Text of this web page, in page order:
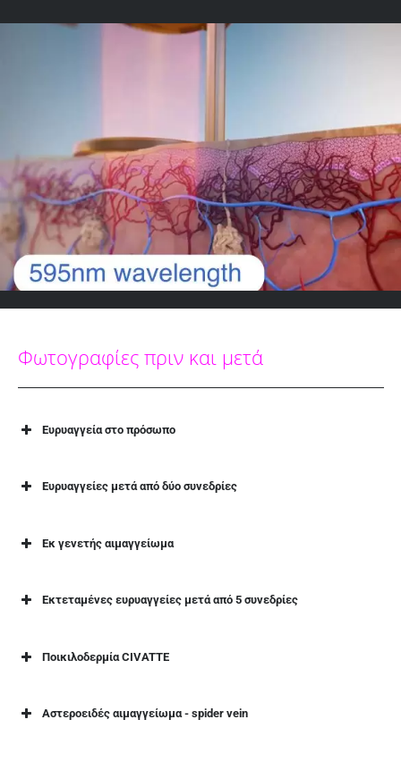
Φωτογραφίες πριν και μετά
Ευρυαγγεία στο πρόσωπο
Ευρυαγγείες μετά από δύο συνεδρίες
Εκ γενετής αιμαγγείωμα
Εκτεταμένες ευρυαγγείες μετά από 5 συνεδρίες
Ποικιλοδερμία CIVATTE
Αστεροειδές αιμαγγείωμα - spider vein